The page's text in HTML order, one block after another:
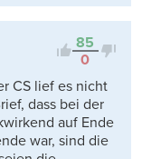
85
0
CS lief es nicht
dass bei der
auf Ende
war, sind die